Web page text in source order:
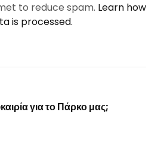
to reduce spam. Learn how
is processed.
για το Πάρκο μας;